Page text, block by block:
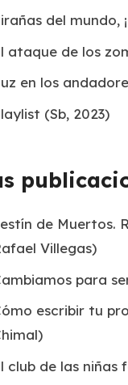
del mundo,
ataque de los
en los
(Sb, 2023)
de Muertos.
Villegas)
para
escribir tu
club de las niñas